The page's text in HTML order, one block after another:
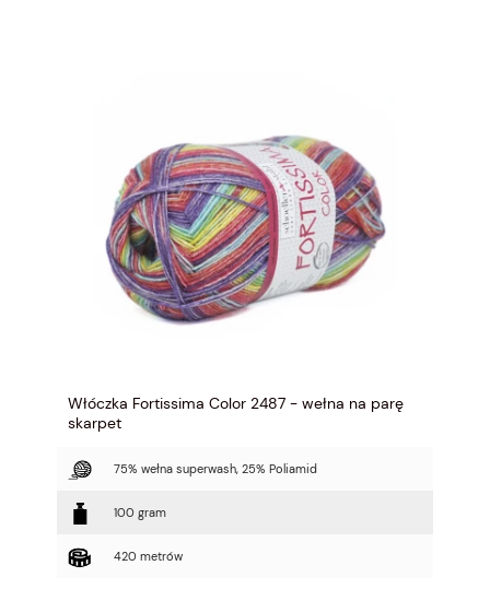
Włóczka Fortissima Color 2487 - wełna na parę
skarpet
75% wełna superwash, 25% Poliamid
100 gram
420 metrów